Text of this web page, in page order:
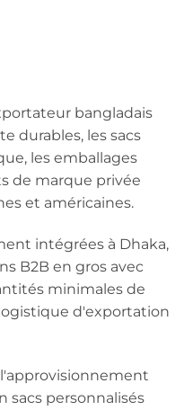
bangladais
durables, les sacs
les emballages
de marque privée
et américaines.
intégrées à Dhaka,
B2B en gros avec
minimales de
d'exportation
sacs personnalisés